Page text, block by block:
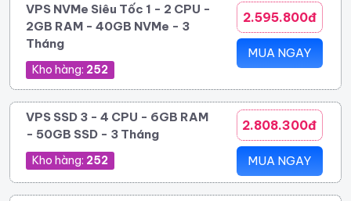
VPS NVMe Siêu Tốc 1 - 2 CPU -
2GB RAM - 40GB NVMe - 3
Tháng
Kho hàng: 252
2.595.800đ
MUA NGAY
VPS SSD 3 - 4 CPU - 6GB RAM
- 50GB SSD - 3 Tháng
Kho hàng: 252
2.808.300đ
MUA NGAY